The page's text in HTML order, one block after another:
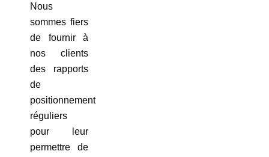
Nous
sommes fiers
de fournir à
nos clients
des rapports
de
positionnement
réguliers
pour leur
permettre de